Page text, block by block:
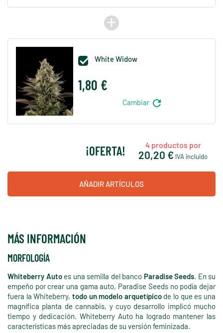
add
 White Widow
1,80 €
Cambiar refresh
¡OFERTA! 4productos por
20,20 € IVA incluido
AÑADIR ARTÍCULOS
MÁS INFORMACIÓN
MORFOLOGÍA
Whiteberry Autoes una semilla del banco Paradise Seeds. En su
empeño por crear una gama auto, Paradise Seeds no podía dejar
fuera la Whiteberry, todo un modelo arquetípicode lo que es una
magnífica planta de cannabis, y cuyo desarrollo implicó mucho
tiempo y dedicación. Whiteberry Auto ha logrado mantener las
características más apreciadas de su versión feminizada.